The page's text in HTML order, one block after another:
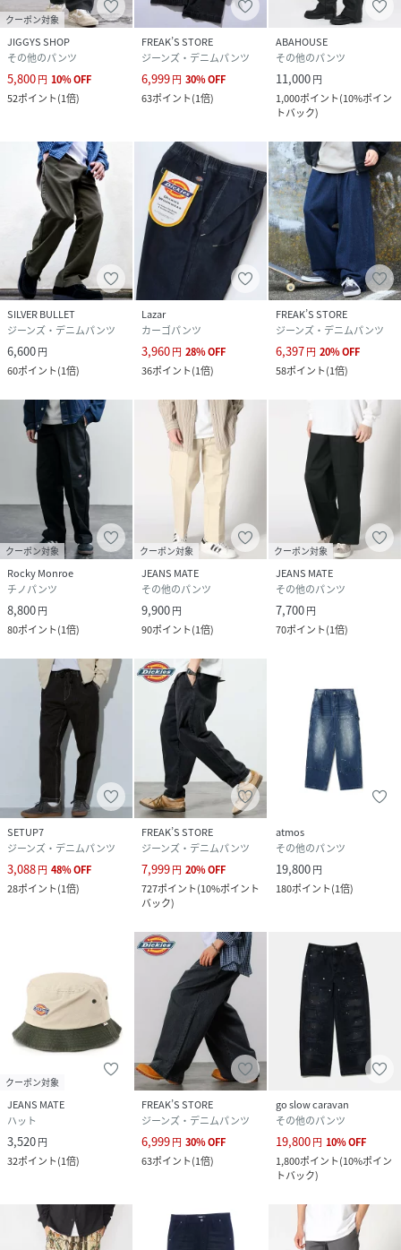
クーポン対象
JIGGYS SHOP
その他のパンツ
5,800円 10%OFF
52ポイント(1倍)
FREAK’S STORE
ジーンズ・デニムパンツ
6,999円 30%OFF
63ポイント(1倍)
ABAHOUSE
その他のパンツ
11,000円
1,000ポイント(10%ポイン
トバック)
SILVER BULLET
ジーンズ・デニムパンツ
6,600円
60ポイント(1倍)
Lazar
カーゴパンツ
3,960円 28%OFF
36ポイント(1倍)
FREAK’S STORE
ジーンズ・デニムパンツ
6,397円 20%OFF
58ポイント(1倍)
クーポン対象
Rocky Monroe
チノパンツ
8,800円
80ポイント(1倍)
クーポン対象
JEANS MATE
その他のパンツ
9,900円
90ポイント(1倍)
クーポン対象
JEANS MATE
その他のパンツ
7,700円
70ポイント(1倍)
SETUP7
ジーンズ・デニムパンツ
3,088円 48%OFF
28ポイント(1倍)
FREAK’S STORE
ジーンズ・デニムパンツ
7,999円 20%OFF
727ポイント(10%ポイント
バック)
atmos
その他のパンツ
19,800円
180ポイント(1倍)
クーポン対象
JEANS MATE
ハット
3,520円
32ポイント(1倍)
FREAK’S STORE
ジーンズ・デニムパンツ
6,999円 30%OFF
63ポイント(1倍)
go slow caravan
その他のパンツ
19,800円 10%OFF
1,800ポイント(10%ポイン
トバック)